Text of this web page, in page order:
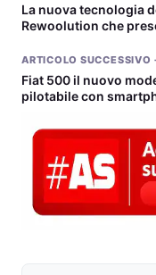
La nuova tecnologia
Rewoolution che
ARTICOLO SUCCESSIVO
Fiat 500 il nuovo
pilotabile con